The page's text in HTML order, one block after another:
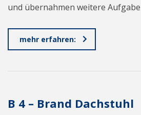
und übernahmen weitere
mehr erfahren:
B 4 – Brand Dachstuhl